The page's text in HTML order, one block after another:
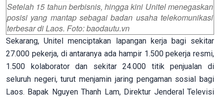
Setelah 15 tahun berbisnis, hingga kini Unitel menegaskan
posisi yang mantap sebagai badan usaha telekomunikasi
terbesar di Laos. Foto: baodautu.vn
Sekarang, Unitel menciptakan lapangan kerja bagi sekitar
27.000 pekerja, di antaranya ada hampir 1.500 pekerja resmi,
1.500 kolaborator dan sekitar 24.000 titik penjualan di
seluruh negeri, turut menjamin jaring pengaman sosial bagi
Laos. Bapak Nguyen Thanh Lam, Direktur Jenderal Televisi